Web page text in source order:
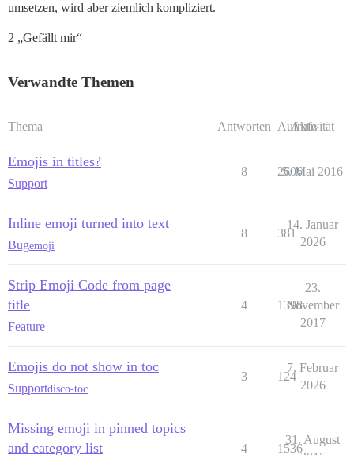
umsetzen, wird aber ziemlich kompliziert.
2 „Gefällt mir“
Verwandte Themen
Thema Antworten Aufrufe
Aktivität
Emojis in titles?
Support
8 2606
5. Mai 2016
Inline emoji turned into text
Bugemoji
8 381
14. Januar
2026
Strip Emoji Code from page
title
Feature
4 1398
23.
November
2017
Emojis do not show in toc
Supportdisco-toc
3 124
7. Februar
2026
Missing emoji in pinned topics
and category list
4 1536
31. August